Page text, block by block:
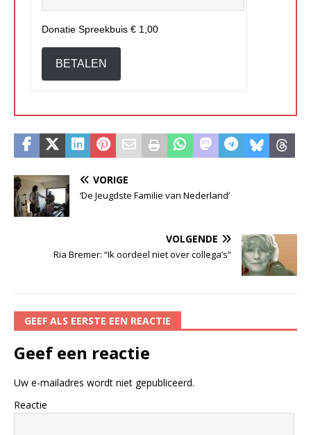
Donatie Spreekbuis € 1,00
BETALEN
VORIGE
‘De Jeugdste Familie van Nederland’
VOLGENDE
Ria Bremer: “Ik oordeel niet over collega’s”
GEEF ALS EERSTE EEN REACTIE
Geef een reactie
Uw e-mailadres wordt niet gepubliceerd.
Reactie